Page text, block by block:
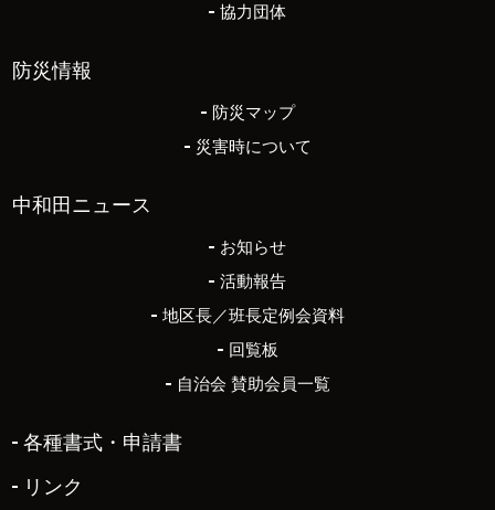
協力団体
防災情報
防災マップ
災害時について
中和田ニュース
お知らせ
活動報告
地区長／班長定例会資料
回覧板
自治会 賛助会員一覧
各種書式・申請書
リンク